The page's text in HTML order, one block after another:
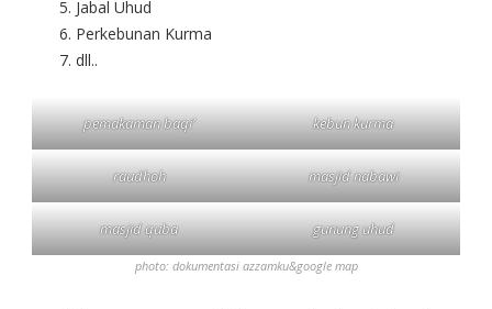
Jabal Uhud
Perkebunan Kurma
dll..
pemakaman baqi’ kebun kurma
raudhoh masjid nabawi
masjid quba gunung uhud
photo: dokumentasi azzamku&google map